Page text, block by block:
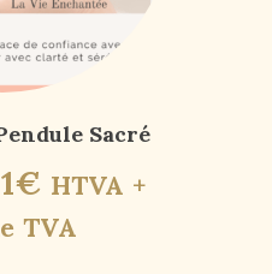
Sacré
€ HTVA +
TVA